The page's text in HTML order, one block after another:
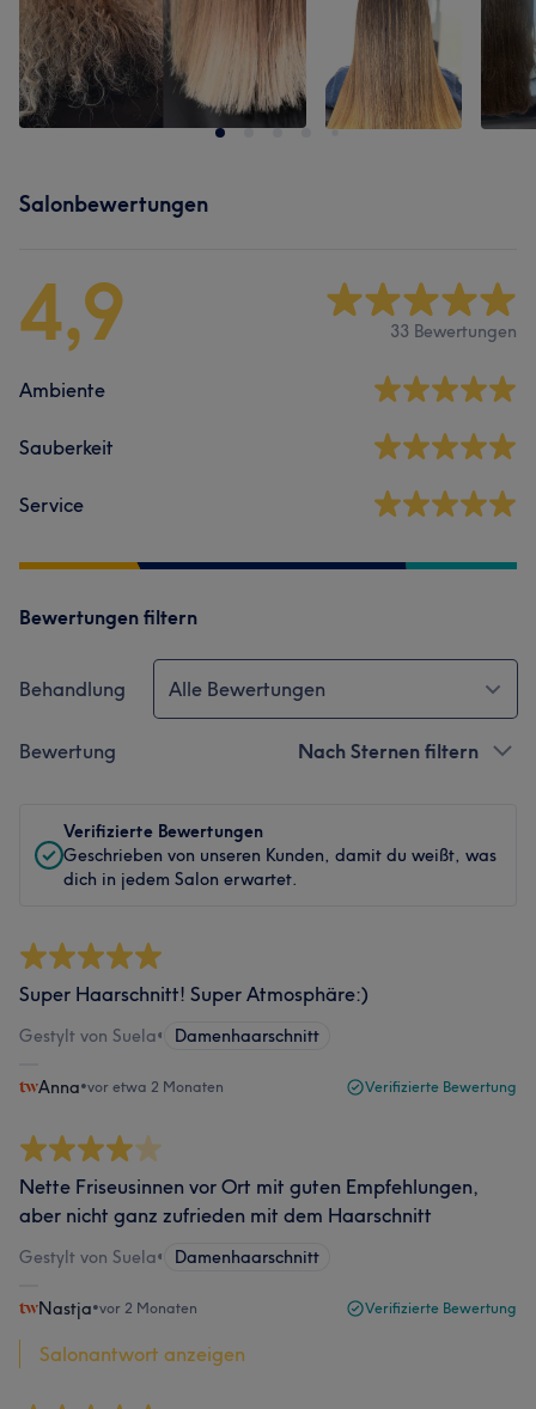
Salonbewertungen
4,9 33 Bewertungen
Ambiente
Sauberkeit
Service
Bewertungen filtern
Behandlung Alle Bewertungen
Bewertung Nach Sternen filtern
Verifizierte Bewertungen
Geschrieben von unseren Kunden, damit du weißt, was
dich in jedem Salon erwartet.
Super Haarschnitt! Super Atmosphäre:)
Gestylt von Suela• Damenhaarschnitt
Anna•vor etwa 2 Monaten Verifizierte Bewertung
Nette Friseusinnen vor Ort mit guten Empfehlungen,
aber nicht ganz zufrieden mit dem Haarschnitt
Gestylt von Suela• Damenhaarschnitt
Nastja•vor 2 Monaten Verifizierte Bewertung
Salonantwort anzeigen